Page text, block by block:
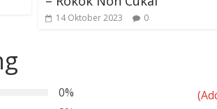
14 Oktober 2023 0
0%